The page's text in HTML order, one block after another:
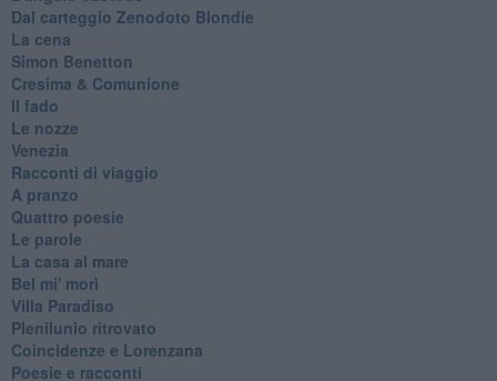
Dal carteggio Zenodoto Blondie
La cena
Simon Benetton
Cresima & Comunione
Il fado
Le nozze
Venezia
Racconti di viaggio
A pranzo
Quattro poesie
Le parole
La casa al mare
Bel mi' morì
Villa Paradiso
Plenilunio ritrovato
Coincidenze e Lorenzana
Poesie e racconti